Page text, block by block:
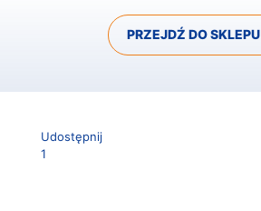
PRZEJDŹ DO SKLEPU
Udostępnij
1